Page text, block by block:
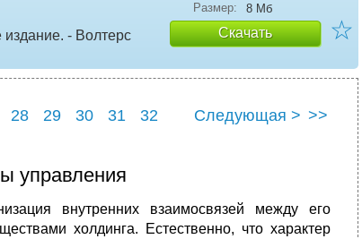
- Волтерс
Размер:
8 Мб
Скачать ☆
28 29 30 31
32
Следующая > >>
управления
внутренних взаимосвязей между его
холдинга. Естественно, что характер